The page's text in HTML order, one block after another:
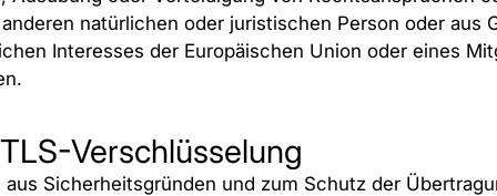
natürlichen oder juristischen Person oder aus
Interesses der Europäischen Union oder eines
Verschlüsselung
Sicherheitsgründen und zum Schutz der